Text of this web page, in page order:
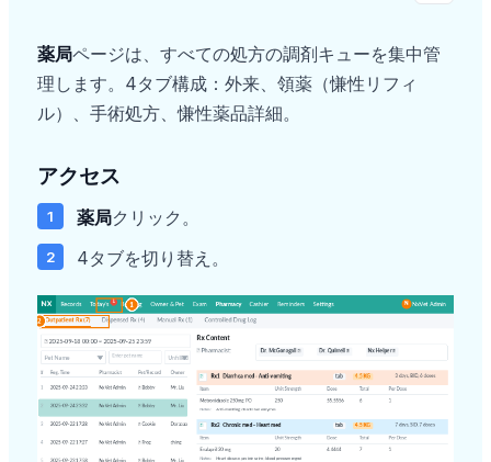
薬局ページは、すべての処方の調剤キューを集中管
理します。4タブ構成：外来、領薬（慊性リフィ
ル）、手術処方、慊性薬品詳細。
アクセス
薬局クリック。
4タブを切り替え。